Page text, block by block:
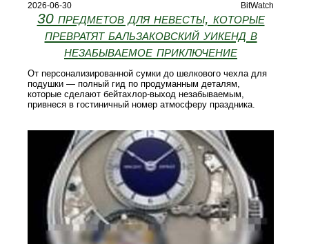
2026-06-30 BitWatch
30 предметов для невесты, которые
превратят бальзаковский уикенд в
незабываемое приключение
От персонализированной сумки до шелкового чехла для
подушки — полный гид по продуманным деталям,
которые сделают бейтахлор-выход незабываемым,
привнеся в гостиничный номер атмосферу праздника.